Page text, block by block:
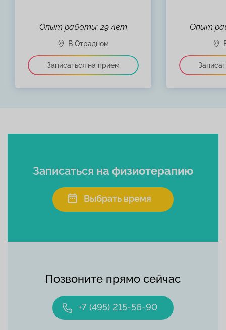
Опыт работы: 29 лет Опыт
Позвоните прямо сейчас
+7 (495) 215-56-90
Записаться на физиотерапию
Выбрать время